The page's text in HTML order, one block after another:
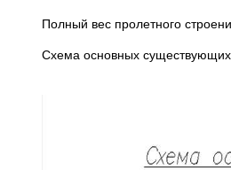
Полный вес пролетного
Cхема основных